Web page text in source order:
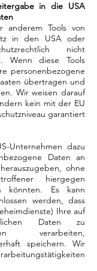
in die USA
anderem Tools von
in den USA oder
nicht
Wenn diese Tools
personenbezogene
übertragen und
Wir weisen darauf
kein mit der EU
garantiert
Unternehmen dazu
Daten an
ohne
hiergegen
könnten. Es kann
werden, dass
Ihre auf
Daten zu
verarbeiten,
speichern. Wir